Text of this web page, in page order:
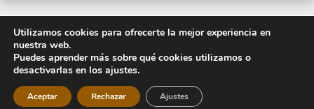
Diseñado poriNova Cloud. Una empresa deGrupo
reservados.Política de Privacidad
Legal|Política de Cookies
Utilizamos cookies para ofrecerte la mejor experiencia en
nuestra web.
Puedes aprender más sobre qué cookies utilizamos o
desactivarlas en los ajustes.
Aceptar Rechazar Ajustes